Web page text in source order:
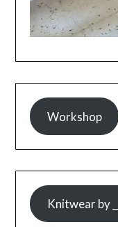
Workshop
Knitwear by